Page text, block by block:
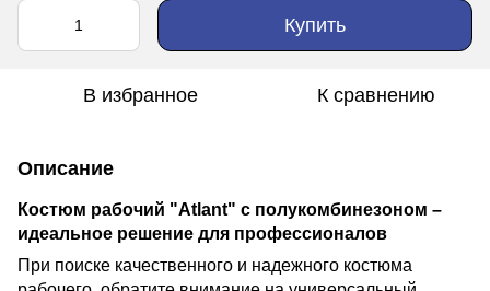
Купить
В избранное К сравнению
Описание
Костюм рабочий "Atlant" с полукомбинезоном –
идеальное решение для профессионалов
При поиске качественного и надежного костюма